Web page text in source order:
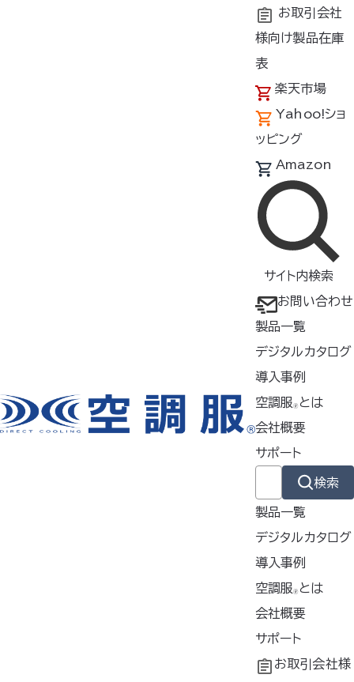
お取引会社
様向け製品在庫
表
楽天市場
Yahoo!ショ
ッピング
Amazon
サイト内検索
お問い合わせ
製品一覧
デジタルカタログ
導入事例
空調服🄬 とは
会社概要
サポート
検索
製品一覧
デジタルカタログ
導入事例
導入事例
共同開発
工場シミュレーシ
ョン
空調服🄬 とは
空調服 ®とは
開発秘話
会社概要
企業理念
会社概要
サポート
よくあるご質問
お取引会社様
ファンオプションパーツ
ファンキャップ
FANCAP
▸ ファンに取り付けることによっ
て、ファンや周囲の物が傷つくこ
▸ ファンを外した後の穴をふさぐ
ことができるため、空調服 ® をブ
ルゾンとして使用できます
FAN2200シリーズ
【仕様】
直径105mm
TPU
約82g（表裏
パーツ2個）
ファンキャップ
2個
溶接業
物流業